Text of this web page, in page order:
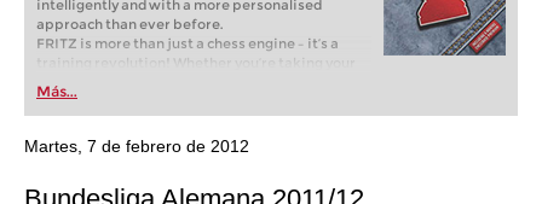
intelligently and with a more personalised
approach than ever before.
FRITZ is more than just a chess engine – it’s a
training revolution! Whether you’re taking your
first steps into the world of club chess, or already
playing at a tournament level: with FRITZ, you can
train more efficiently, intelligently and with a
more personalised approach than ever before.
Más...
Martes, 7 de febrero de 2012